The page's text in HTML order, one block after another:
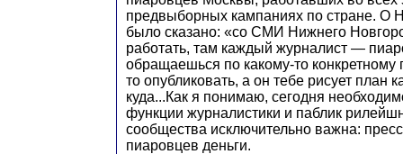
предвыборных кампаниях по стране. О
было сказано: «со СМИ Нижнего
работать, там каждый журналист —
обращаешься по какому-то конкретному
то опубликовать, а он тебе рисует план
куда...Как я понимаю, сегодня
функции журналистики и паблик
сообщества исключительно важна:
пиаровцев деньги.